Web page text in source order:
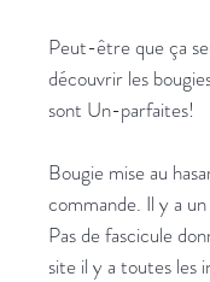
Peut-être que ça
découvrir les
sont Un-parfaites!
Bougie mise au
commande. Il y a
Pas de fascicule
site il y a toutes les